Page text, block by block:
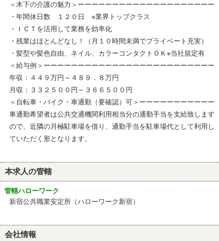
＜木下の介護の魅力＞ーーーーーーーーーーーーーーーーーーーー
・年間休日数 １２０日 ※業界トップクラス
・ＩＣＴを活用して業務を効率化
・残業はほとんどなし！（月１０時間未満でプライベート充実）
・髪型や髪色自由、ネイル、カラーコンタクトＯＫ※当社規定有
＜給与例＞ーーーーーーーーーーーーーーーーーーーーーーーーー
年収：４４９万円～４８９．８万円
月収：３３２５００円～３６６５００円
＜自転車・バイク・車通勤（要確認）可＞ーーーーーーーーーーー
車通勤希望者は公共交通機関利用相当分の通勤手当を支給致します
ので、近隣の月極駐車場を借り、通勤手当を駐車場代として利用し
ていただく形となります。
本求人の管轄
管轄ハローワーク
新宿公共職業安定所（ハローワーク新宿）
会社情報